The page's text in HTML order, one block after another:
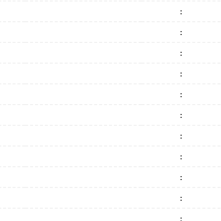
:
:
:
:
:
:
:
:
:
:
: